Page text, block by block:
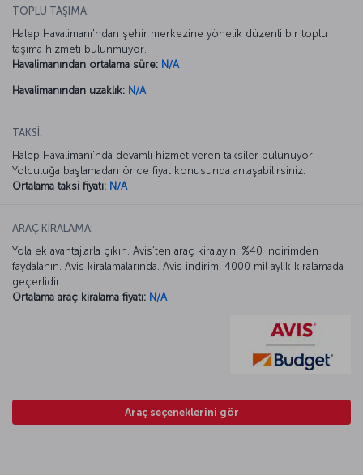
TOPLU TAŞIMA:
Halep Havalimanı'ndan şehir merkezine yönelik düzenli bir toplu
taşıma hizmeti bulunmuyor.
Havalimanından ortalama süre: N/A
Havalimanından uzaklık: N/A
TAKSİ:
Halep Havalimanı’nda devamlı hizmet veren taksiler bulunuyor.
Yolculuğa başlamadan önce fiyat konusunda anlaşabilirsiniz.
Ortalama taksi fiyatı: N/A
ARAÇ KİRALAMA:
Yola ek avantajlarla çıkın. Avis’ten araç kiralayın, %40 indirimden
faydalanın. Avis kiralamalarında. Avis indirimi 4000 mil aylık kiralamada
geçerlidir.
Ortalama araç kiralama fiyatı: N/A
Araç seçeneklerini gör